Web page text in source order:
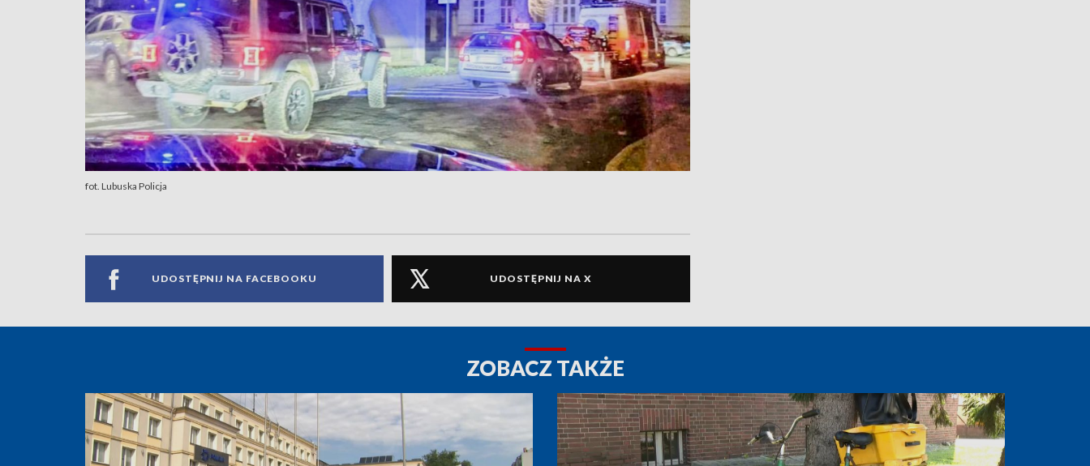
fot. Lubuska Policja
UDOSTĘPNIJ NA FACEBOOKU UDOSTĘPNIJ NA X
ZOBACZ TAKŻE